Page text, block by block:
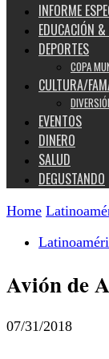
INFORME
EDUCACIÓN &
DEPORTES
COPA
CULTURA/
EVENTOS
DINERO
SALUD
DEGUSTANDO
Home
Avión de
07/31/2018